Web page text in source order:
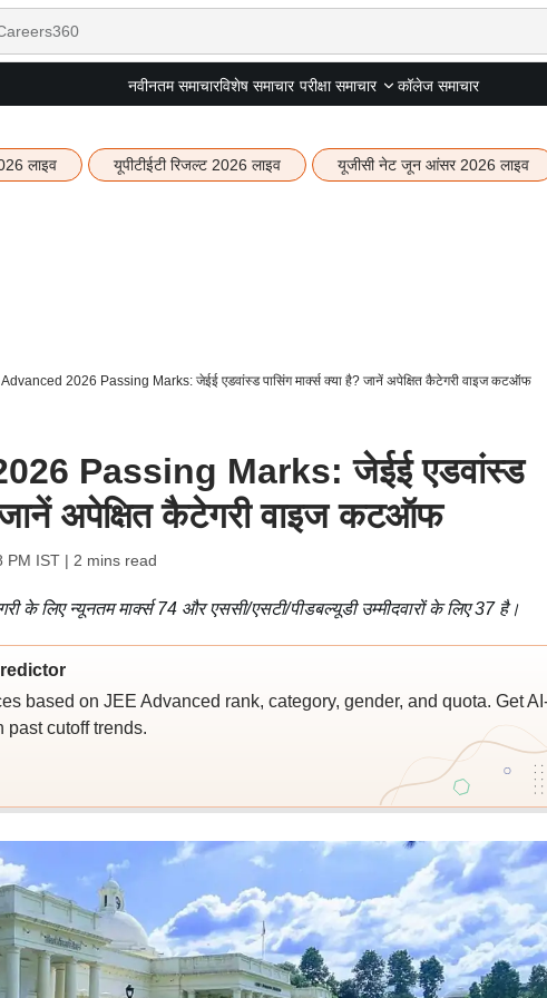
नवीनतम समाचारविशेष समाचार परीक्षा समाचार कॉलेज समाचार
लाइव यूपीटीईटी रिजल्ट 2026 लाइव यूजीसी नेट जून आंसर 2026 लाइव
2026 Passing Marks: जेईई एडवांस्ड पासिंग मार्क्स क्या है? जानें अपेक्षित कैटेगरी वाइज कटऑफ
Passing Marks: जेईई एडवांस्ड
जानें अपेक्षित कैटेगरी वाइज कटऑफ
PM IST| 2 mins read
के लिए न्यूनतम मार्क्स 74 और एससी/एसटी/पीडबल्यूडी उम्मीदवारों के लिए 37 है।
based on JEE Advanced rank, category, gender, and quota. Get
cutoff trends.